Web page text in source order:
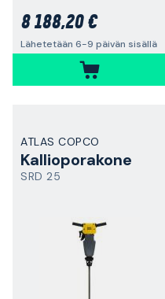
8 188,20 €
Lähetetään 6-9 päivän sisällä
ATLAS COPCO
Kallioporakone
SRD 25